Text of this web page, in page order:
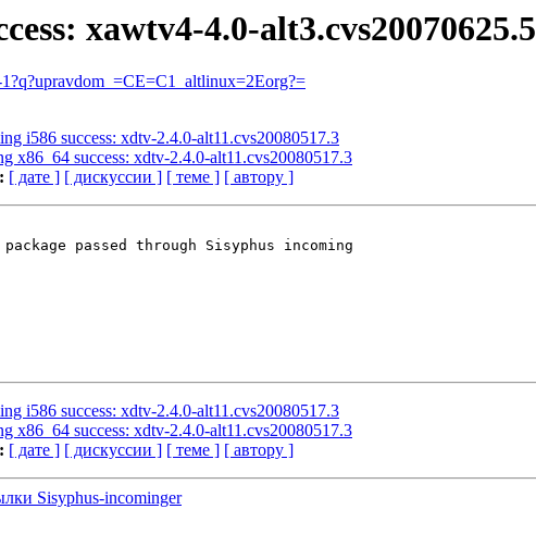
xawtv4-4.0-alt3.cvs20070625.5
i586 success: xdtv-2.4.0-alt11.cvs20080517.3
x86_64 success: xdtv-2.4.0-alt11.cvs20080517.3
[ дате ] [ дискуссии ] [ теме ] [ автору ]
passed through Sisyphus incoming
i586 success: xdtv-2.4.0-alt11.cvs20080517.3
x86_64 success: xdtv-2.4.0-alt11.cvs20080517.3
[ дате ] [ дискуссии ] [ теме ] [ автору ]
Sisyphus-incominger